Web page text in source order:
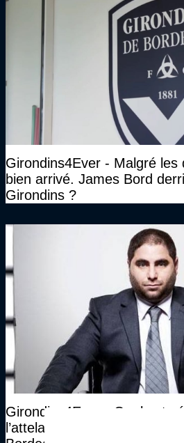
Girondins4Ever - Malgré
bien arrivé. James Bord
Girondins ?
Girondins4Ever - Quel est
l’attelage ayant repris les